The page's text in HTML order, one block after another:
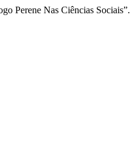
Perene Nas Ciências Sociais”.